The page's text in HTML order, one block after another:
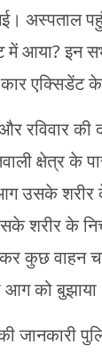
अस्पताल
में आया? इन
एक्सिडेंट के
रविवार
क्षेत्र
उसके शरीर
शरीर के
कुछ वाहन
को बुझाया
जानकारी